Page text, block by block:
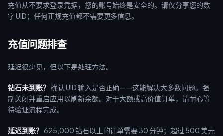
充值从不要求登录凭据，您的账号始终是安全的。请仅分享您的数
字 UID；任何正规充值都不需要更多信息。
充值问题排查
延迟很少见，但以下是处理方法。
钻石未到账？ 确认 UID 输入是否正确——这能解决大多数问题。强
制关闭并重启应用以刷新余额。对于大额或高价值订单，请耐心等
待验证流程完成。
延迟到账？ 625,000 钻石以上的订单需要 30 分钟；超过 500 美元